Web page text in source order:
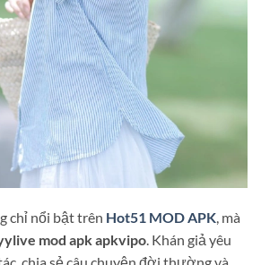
chỉ nổi bật trên Hot51 MOD APK, mà
mod apk apkvipo. Khán giả yêu